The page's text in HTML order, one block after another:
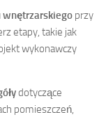
wnętrzarskiego przy
etapy, takie jak
wykonawczy
dotyczące
pomieszczeń,